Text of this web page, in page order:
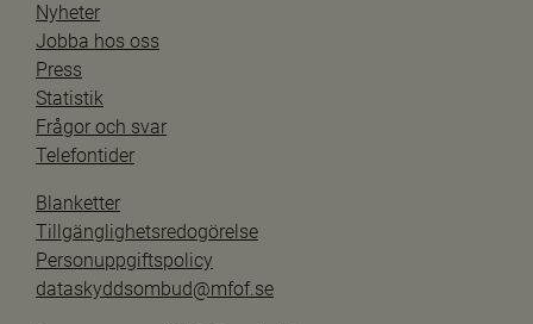
Nyheter
Jobba hos oss
Press
Statistik
Frågor och svar
Telefontider
Blanketter
Tillgänglighetsredogörelse
Personuppgiftspolicy
dataskyddsombud@mfof.se